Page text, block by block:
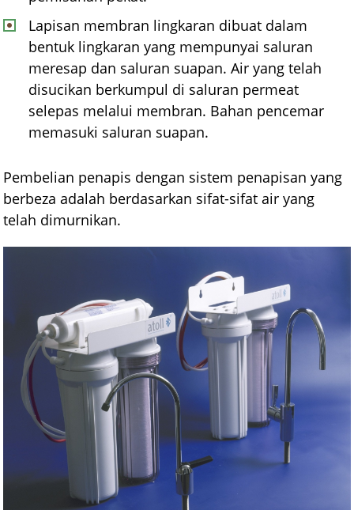
Lapisan membran lingkaran dibuat dalam
bentuk lingkaran yang mempunyai saluran
meresap dan saluran suapan. Air yang telah
disucikan berkumpul di saluran permeat
selepas melalui membran. Bahan pencemar
memasuki saluran suapan.
Pembelian penapis dengan sistem penapisan yang
berbeza adalah berdasarkan sifat-sifat air yang
telah dimurnikan.